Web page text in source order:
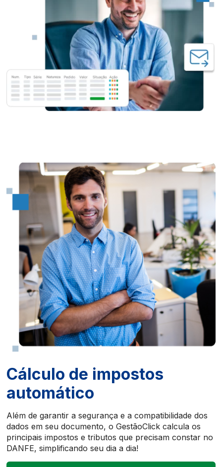
Cálculo de impostos
automático
Além de garantir a segurança e a compatibilidade dos
dados em seu documento, o GestãoClick calcula os
principais impostos e tributos que precisam constar no
DANFE, simplificando seu dia a dia!